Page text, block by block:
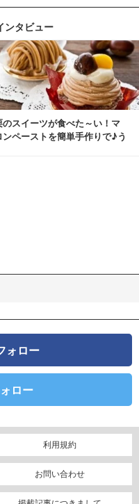
ンタビュー
のスイーツが食べた～い！マ
ンペーストを簡単手作りで♪う
ォロー
ロー
利用規約
お問い合わせ